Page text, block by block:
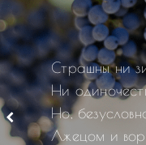
Страшны ни
Ни
Но,
Лжецом и